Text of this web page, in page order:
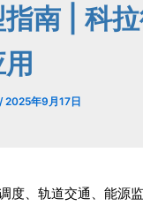
指南 | 科
/2025年9月17日
度、轨道交通、能源